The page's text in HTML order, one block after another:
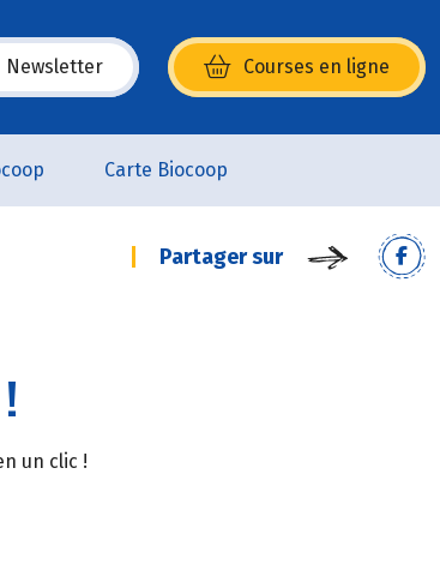
Newsletter Courses en ligne
dans une nouvelle fenêtre)
Carte Biocoop
Partager sur
un clic !